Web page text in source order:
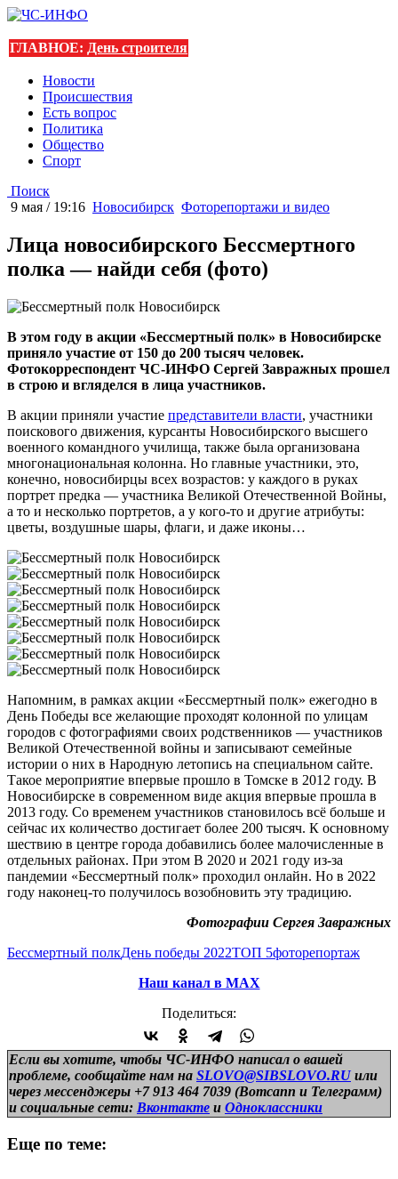
ГЛАВНОЕ: День строителя
Новости
Происшествия
Есть вопрос
Политика
Общество
Спорт
Поиск
9 мая / 19:16 Новосибирск Фоторепортажи и видео
Лица новосибирского Бессмертного
полка — найди себя (фото)
В этом году в акции «Бессмертный полк» в Новосибирске
приняло участие от 150 до 200 тысяч человек.
Фотокорреспондент ЧС-ИНФО Сергей Завражных прошел
в строю и вгляделся в лица участников.
В акции приняли участие представители власти, участники
поискового движения, курсанты Новосибирского высшего
военного командного училища, также была организована
многонациональная колонна. Но главные участники, это,
конечно, новосибирцы всех возрастов: у каждого в руках
портрет предка — участника Великой Отечественной Войны,
а то и несколько портретов, а у кого-то и другие атрибуты:
цветы, воздушные шары, флаги, и даже иконы…
Напомним, в рамках акции «Бессмертный полк» ежегодно в
День Победы все желающие проходят колонной по улицам
городов с фотографиями своих родственников — участников
Великой Отечественной войны и записывают семейные
истории о них в Народную летопись на специальном сайте.
Такое мероприятие впервые прошло в Томске в 2012 году. В
Новосибирске в современном виде акция впервые прошла в
2013 году. Со временем участников становилось всё больше и
сейчас их количество достигает более 200 тысяч. К основному
шествию в центре города добавились более малочисленные в
отдельных районах. При этом В 2020 и 2021 году из-за
пандемии «Бессмертный полк» проходил онлайн. Но в 2022
году наконец-то получилось возобновить эту традицию.
Фотографии Сергея Завражных
Бессмертный полкДень победы 2022ТОП 5фоторепортаж
Наш канал в МАХ
Поделиться:
Если вы хотите, чтобы ЧС-ИНФО написал о вашей
проблеме, сообщайте нам на SLOVO@SIBSLOVO.RU или
через мессенджеры +7 913 464 7039 (Вотсапп и Телеграмм)
и социальные сети: Вконтакте и Одноклассники
Еще по теме: